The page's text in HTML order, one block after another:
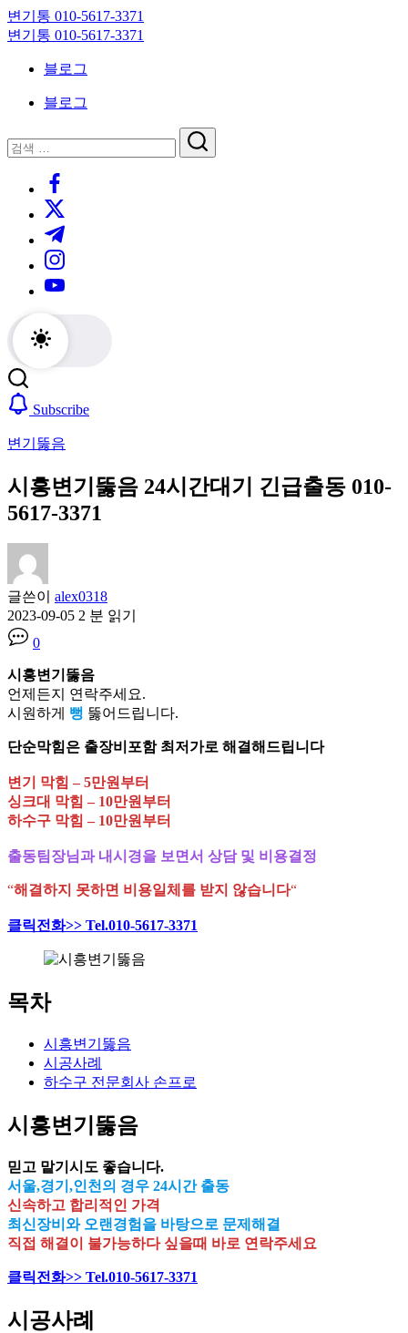
Skip
to
content
변기통 010-5617-3371
변
대
기
변기통 010-5617-3371
크
대
기
블로그
블로그
닫
기
검
검
https://www.facebook.com/
https://twitter.com/
https://t.me/
https://www.instagram.com/
https://youtube.com/
Subscribe
변기뚫음
시흥변기뚫음 24시간대기 긴급출동 010-
5617-3371
글쓴이 alex0318
2023-09-05 2 분 읽기
0
시흥변기뚫음
언제든지 연락주세요.
시원하게 뻥 뚫어드립니다.
단순막힘은 출장비포함 최저가로 해결해드립니다
변기 막힘 – 5만원부터
싱크대 막힘 – 10만원부터
하수구 막힘 – 10만원부터
출동팀장님과 내시경을 보면서 상담 및 비용결정
“해결하지 못하면 비용일체를 받지 않습니다“
클릭전화>> Tel.010-5617-3371
목차
시흥변기뚫음
시공사례
하수구 전문회사 손프로
시흥변기뚫음
믿고 맡기시도 좋습니다.
서울,경기,인천의 경우 24시간 출동
신속하고 합리적인 가격
최신장비와 오랜경험을 바탕으로 문제해결
직접 해결이 불가능하다 싶을때 바로 연락주세요
클릭전화>> Tel.010-5617-3371
시공사례